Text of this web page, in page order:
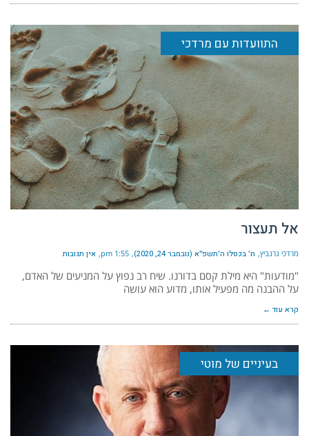
התוועדות עם מרדכי
אל תעצור
מרדכי גרנביץ ח׳ בכסלו ה׳תשפ״א (נובמבר 24, 2020) 1:55 pm אין תגובות
"מודעות" היא מילת קסם בדורנו. שיח רב נפוץ על המניעים של האדם,
על ההבנה מה מפעיל אותו, מדוע הוא עושה
קרא עוד ←
בעיניים של מוטי